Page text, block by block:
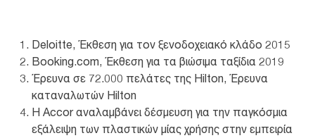
Επικοινωνήστε μαζί μας
Deloitte, Έκθεση για τον ξενοδοχειακό κλάδο 2015
Booking.com, Έκθεση για τα βιώσιμα ταξίδια 2019
Έρευνα σε 72.000 πελάτες της Hilton, Έρευνα
καταναλωτών Hilton
Η Accor αναλαμβάνει δέσμευση για την παγκόσμια
εξάλειψη των πλαστικών μίας χρήσης στην εμπειρία